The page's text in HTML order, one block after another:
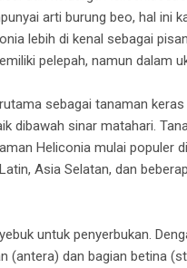
arti burung beo, hal ini
lebih di kenal sebagai
pelepah, namun dalam
sebagai tanaman
dibawah sinar matahari.
Heliconia mulai populer
Asia Selatan, dan
untuk penyerbukan.
(antera) dan bagian betina